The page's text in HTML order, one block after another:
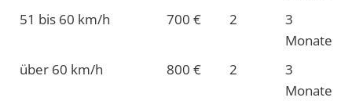
51 bis 60 km/h
700 € 2
3
Monate
über 60 km/h
800 € 2
3
Monate